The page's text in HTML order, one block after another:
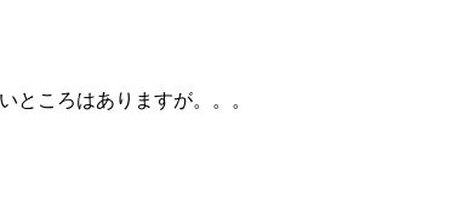
ところはありますが。。。